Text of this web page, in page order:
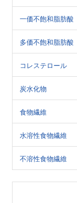
一価不飽和脂肪酸
多価不飽和脂肪酸
コレステロール
炭水化物
食物繊維
水溶性食物繊維
不溶性食物繊維